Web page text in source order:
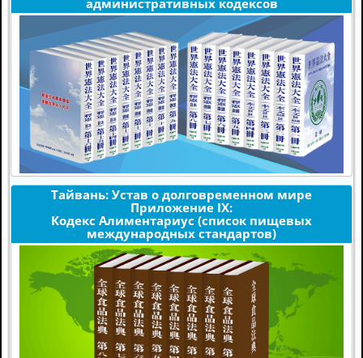
административных кодексов
Тайвань: Устав о долговременном мире
Приложение IX:
Кодекс Алиментариус (список пищевых
международных стандартов)